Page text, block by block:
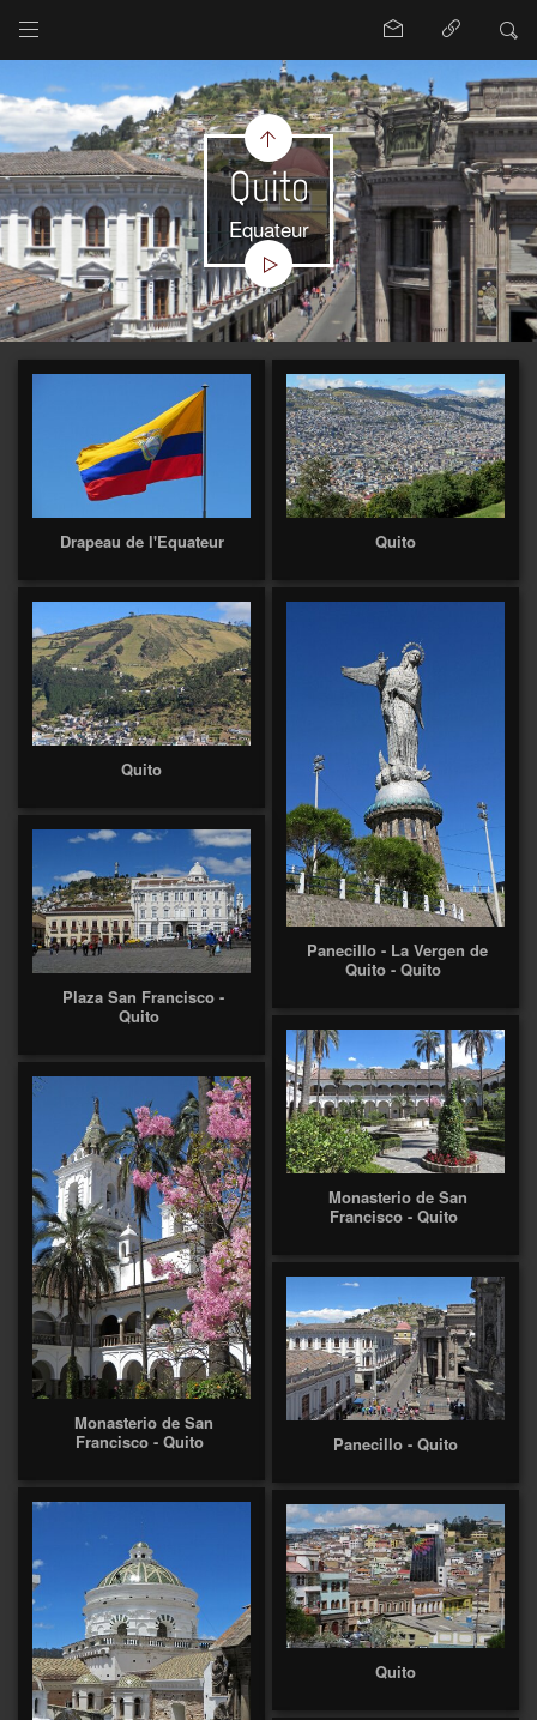
Quito
Equateur
Drapeau de l'Equateur Quito
Quito
Panecillo - La Vergen de
Quito - Quito
Plaza San Francisco -
Quito
Monasterio de San
Francisco - Quito
Monasterio de San
Francisco - Quito
Panecillo - Quito
Quito